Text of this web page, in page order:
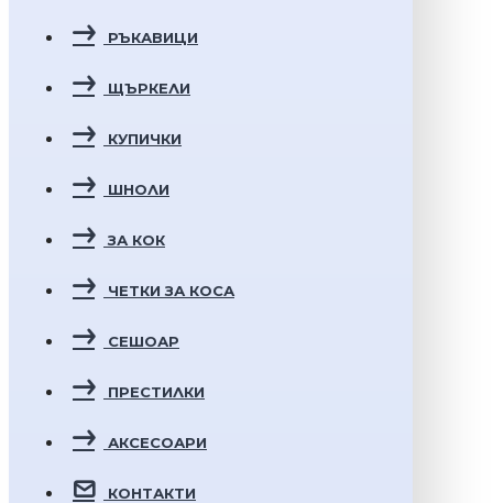
РЪКАВИЦИ
ЩЪРКЕЛИ
КУПИЧКИ
ШНОЛИ
ЗА КОК
ЧЕТКИ ЗА КОСА
СЕШОАР
ПРЕСТИЛКИ
АКСЕСОАРИ
КОНТАКТИ